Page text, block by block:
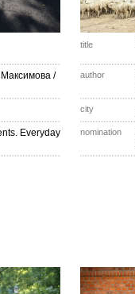
/
Everyday
title
author
city
nomination